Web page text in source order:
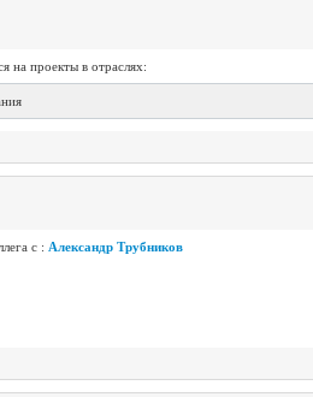
на проекты в отраслях:
с : Александр Трубников